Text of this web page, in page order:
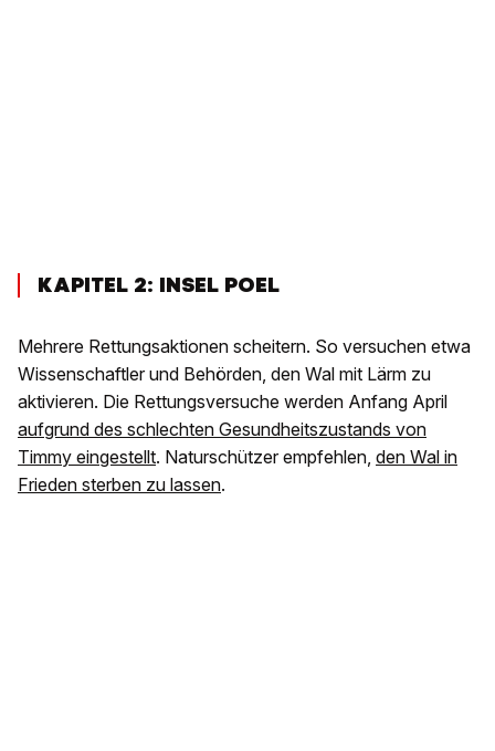
KAPITEL 2: INSEL POEL
Mehrere Rettungsaktionen scheitern. So versuchen etwa
Wissenschaftler und Behörden, den Wal mit Lärm zu
aktivieren. Die Rettungsversuche werden Anfang April
aufgrund des schlechten Gesundheitszustands von
Timmy eingestellt. Naturschützer empfehlen, den Wal in
Frieden sterben zu lassen.